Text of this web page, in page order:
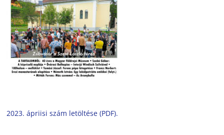
2023. ápriisi szám letöltése (PDF).